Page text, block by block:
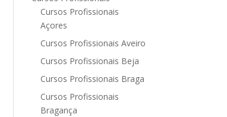
Cursos Profissionais
Açores
Cursos Profissionais Aveiro
Cursos Profissionais Beja
Cursos Profissionais Braga
Cursos Profissionais
Bragança